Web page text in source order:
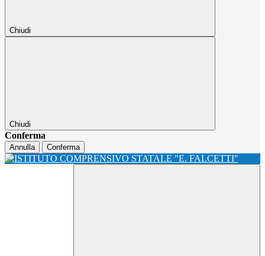
Chiudi
Chiudi
Conferma
Annulla Conferma